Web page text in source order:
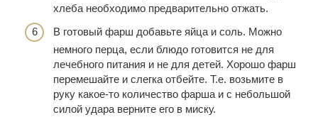
хлеба необходимо предварительно отжать.
В готовый фарш добавьте яйца и соль. Можно
немного перца, если блюдо готовится не для
лечебного питания и не для детей. Хорошо фарш
перемешайте и слегка отбейте. Т.е. возьмите в
руку какое-то количество фарша и с небольшой
силой удара верните его в миску.